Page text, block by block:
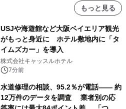
もっと見る
USJや海遊館など大阪ベイエリア観光
がもっと身近に ホテル敷地内に「タ
イムズカー」を導入
株式会社キャッスルホテル
7分前
水道修理の相談、95.2％が電話―― 約
12万件のデータを調査 業者別の応